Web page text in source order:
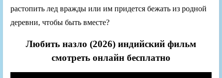
растопить лед вражды или им придется бежать из родной
деревни, чтобы быть вместе?
Любить назло (2026) индийский фильм
смотреть онлайн бесплатно